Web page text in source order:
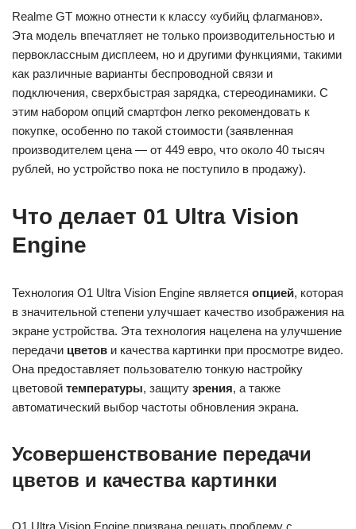
Realme GT можно отнести к классу «убийц флагманов».
Эта модель впечатляет не только производительностью и
первоклассным дисплеем, но и другими функциями, такими
как различные варианты беспроводной связи и
подключения, сверхбыстрая зарядка, стереодинамики. С
этим набором опций смартфон легко рекомендовать к
покупке, особенно по такой стоимости (заявленная
производителем цена — от 449 евро, что около 40 тысяч
рублей, но устройство пока не поступило в продажу).
Что делает 01 Ultra Vision
Engine
Технология O1 Ultra Vision Engine является опцией, которая
в значительной степени улучшает качество изображения на
экране устройства. Эта технология нацелена на улучшение
передачи цветов и качества картинки при просмотре видео.
Она предоставляет пользователю тонкую настройку
цветовой температуры, защиту зрения, а также
автоматический выбор частоты обновления экрана.
Усовершенствование передачи
цветов и качества картинки
O1 Ultra Vision Engine призвана решать проблему с